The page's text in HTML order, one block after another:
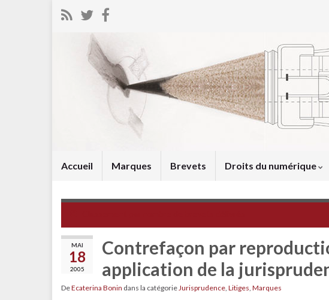
Accueil Marques Brevets Droits du numérique
MAI
18
2005
Contrefaçon par
application de la
DeEcaterina Bonin dans la catégorieJurisprudence, Litiges, Marques